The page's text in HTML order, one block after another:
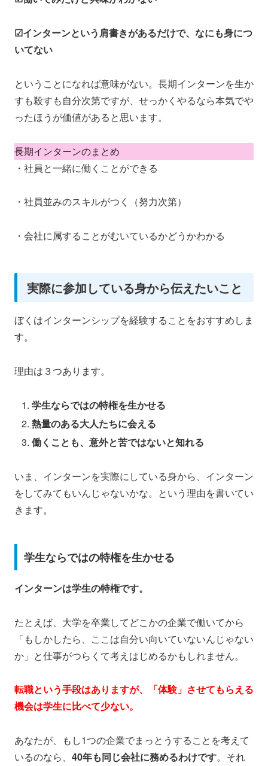
☑インターンという肩書きがあるだけで、なにも身につ
いてない
ということになれば意味がない。長期インターンを生か
すも殺すも自分次第ですが、せっかくやるなら本気でや
ったほうが価値があると思います。
長期インターンのまとめ
・社員と一緒に働くことができる
・社員並みのスキルがつく（努力次第）
・会社に属することがむいているかどうかわかる
実際に参加している身から伝えたいこと
ぼくはインターンシップを経験することをおすすめしま
す。
理由は３つあります。
学生ならではの特権を生かせる
熱量のある大人たちに会える
働くことも、意外と苦ではないと知れる
いま、インターンを実際にしている身から、インターン
をしてみてもいんじゃないかな。という理由を書いてい
きます。
学生ならではの特権を生かせる
インターンは学生の特権です。
たとえば、大学を卒業してどこかの企業で働いてから
「もしかしたら、ここは自分い向いていないんじゃない
か」と仕事がつらくて考えはじめるかもしれません。
転職という手段はありますが、「体験」させてもらえる
機会は学生に比べて少ない。
あなたが、もし1つの企業でまっとうすることを考えて
いるのなら、 40年も同じ会社に務めるわけです。それ